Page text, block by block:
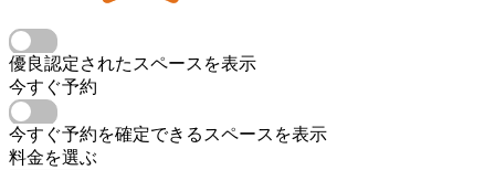
優良認定されたスペースを表示
今すぐ予約
今すぐ予約を確定できるスペースを表示
料金を選ぶ